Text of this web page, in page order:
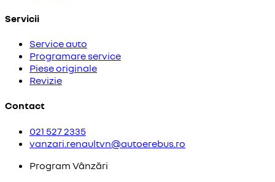
Servicii
Service auto
Programare service
Piese originale
Revizie
Contact
021 527 2335
vanzari.renaultvn@autoerebus.ro
Program Vânzări